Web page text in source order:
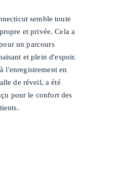
semble toute
et privée. Cela a
un parcours
et plein d'espoir.
l'enregistrement en
de réveil, a été
pour le confort des